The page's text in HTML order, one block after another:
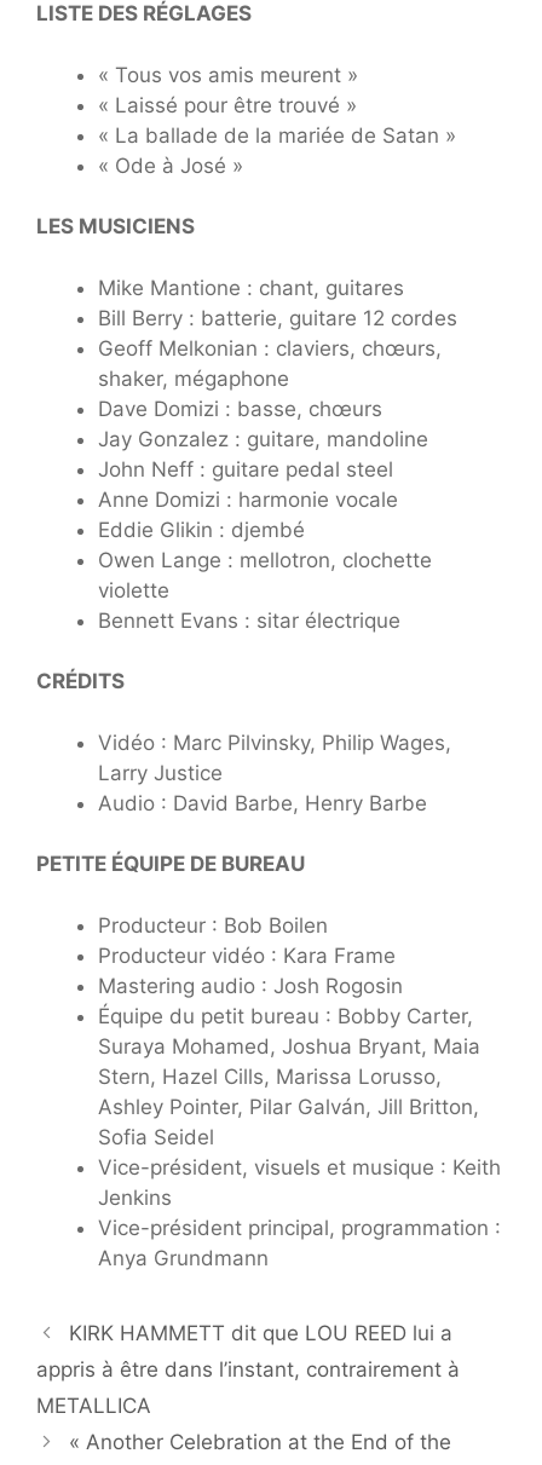
LISTE DES RÉGLAGES
« Tous vos amis meurent »
« Laissé pour être trouvé »
« La ballade de la mariée de Satan »
« Ode à José »
LES MUSICIENS
Mike Mantione : chant, guitares
Bill Berry : batterie, guitare 12 cordes
Geoff Melkonian : claviers, chœurs,
shaker, mégaphone
Dave Domizi : basse, chœurs
Jay Gonzalez : guitare, mandoline
John Neff : guitare pedal steel
Anne Domizi : harmonie vocale
Eddie Glikin : djembé
Owen Lange : mellotron, clochette
violette
Bennett Evans : sitar électrique
CRÉDITS
Vidéo : Marc Pilvinsky, Philip Wages,
Larry Justice
Audio : David Barbe, Henry Barbe
PETITE ÉQUIPE DE BUREAU
Producteur : Bob Boilen
Producteur vidéo : Kara Frame
Mastering audio : Josh Rogosin
Équipe du petit bureau : Bobby Carter,
Suraya Mohamed, Joshua Bryant, Maia
Stern, Hazel Cills, Marissa Lorusso,
Ashley Pointer, Pilar Galván, Jill Britton,
Sofia Seidel
Vice-président, visuels et musique : Keith
Jenkins
Vice-président principal, programmation :
Anya Grundmann
KIRK HAMMETT dit que LOU REED lui a
appris à être dans l’instant, contrairement à
METALLICA
« Another Celebration at the End of the